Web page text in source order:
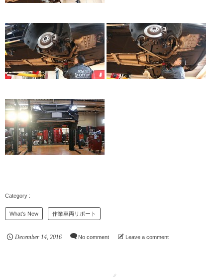
What's New 作業車両リポート
December 14, 2016 No comment Leave a comment